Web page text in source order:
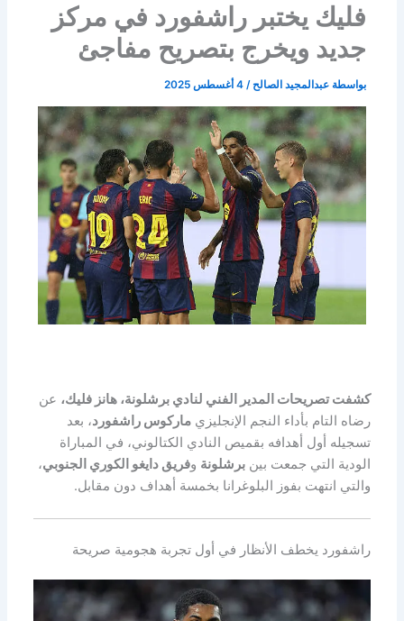
فليك يختبر راشفورد في مركز
جديد ويخرج بتصريح مفاجئ
بواسطة عبدالمجيد الصالح/4 أغسطس 2025
كشفت تصريحات المدير الفني لنادي برشلونة، هانز فليك، عن
رضاه التام بأداء النجم الإنجليزيماركوس راشفورد، بعد
تسجيله أول أهدافه بقميص النادي الكتالوني، في المباراة
الودية التي جمعت بينبرشلونة وفريق دايغو الكوري الجنوبي،
والتي انتهت بفوز البلوغرانا بخمسة أهداف دون مقابل.
راشفورد يخطف الأنظار في أول تجربة هجومية صريحة